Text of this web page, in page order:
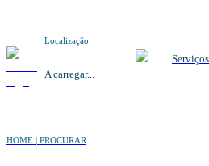
Localização
A carregar...
Serviços
HOME | PROCURAR